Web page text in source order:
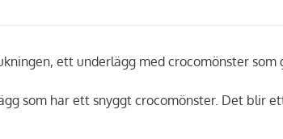
ett underlägg med crocomönster som
som har ett snyggt crocomönster. Det blir